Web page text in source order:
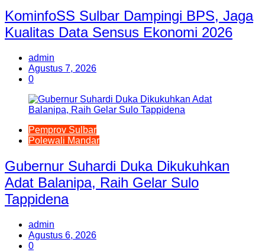
KominfoSS Sulbar Dampingi BPS, Jaga
Kualitas Data Sensus Ekonomi 2026
admin
Agustus 7, 2026
0
Pemprov Sulbar
Polewali Mandar
Gubernur Suhardi Duka Dikukuhkan
Adat Balanipa, Raih Gelar Sulo
Tappidena
admin
Agustus 6, 2026
0